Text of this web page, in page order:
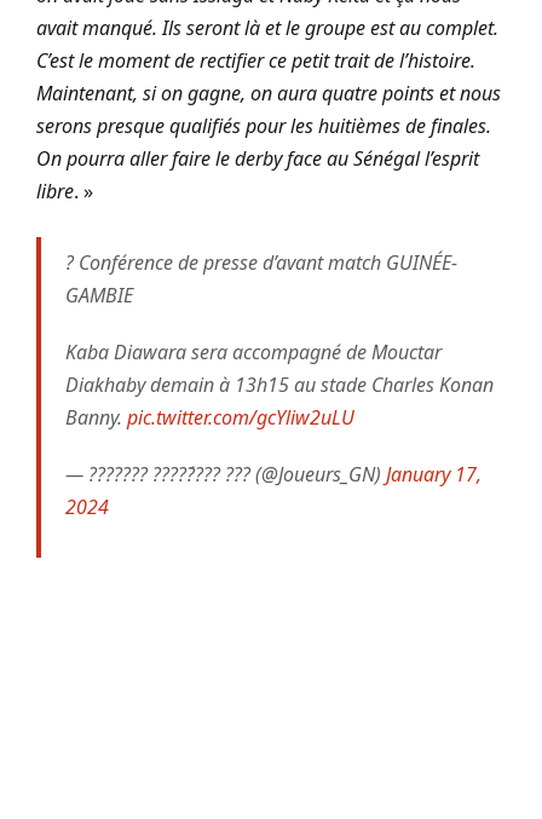
avait manqué. Ils seront là et le groupe est au complet.
C’est le moment de rectifier ce petit trait de l’histoire.
Maintenant, si on gagne, on aura quatre points et nous
serons presque qualifiés pour les huitièmes de finales.
On pourra aller faire le derby face au Sénégal l’esprit
libre. »
? Conférence de presse d’avant match GUINÉE-
GAMBIE
Kaba Diawara sera accompagné de Mouctar
Diakhaby demain à 13h15 au stade Charles Konan
Banny. pic.twitter.com/gcYliw2uLU
— ??????? ?????́??? ??? (@Joueurs_GN) January 17,
2024